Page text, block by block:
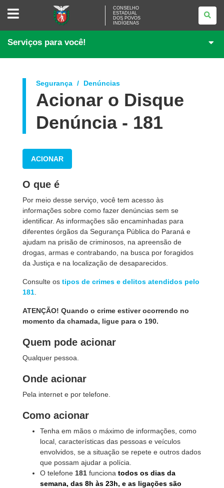
CONSELHO
ESTADUAL
POVOS
CONSELHO
ESTADUAL
DOS POVOS
INDÍGENAS
Serviços para você!
Segurança Denúncias
Acionar o Disque
Denúncia - 181
ACIONAR
O que é
Por meio desse serviço, você tem acesso às
informações sobre como fazer denúncias sem se
identificar. As informações são encaminhadas para
diferentes órgãos da Segurança Pública do Paraná e
ajudam na prisão de criminosos, na apreensão de
drogas, armas e contrabando, na busca por foragidos
da Justiça e na localização de desaparecidos.
Consulte os tipos de crimes e delitos atendidos pelo
181
ATENÇÃO! Quando o crime estiver ocorrendo no
momento da chamada, ligue para o 190.
Quem pode acionar
Qualquer pessoa.
Onde acionar
Pela internet e por telefone.
Como acionar
Tenha em mãos o máximo de informações, como
local, características das pessoas e veículos
envolvidos, se a situação se repete e outros dados
que possam ajudar a polícia.
O telefone 181 funciona todos os dias da
semana, das 8h às 23h, e as ligações são